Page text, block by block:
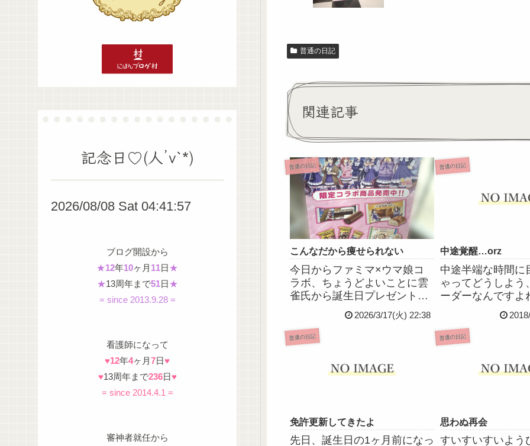
普通の日記
関連記事
普通の日記
こんなだから痩せられない
今日からファミマ×ウマ娘コ
ラボ、ちょうどよいことに雲
雀氏から誕生日プレゼントに
ファミマの500円クーポンを
もらっていたので早速使わせ
てもらったよ、雲雀氏ありが
とー！✨昨日母に食事量を減
日がこれである(◜ᴗ◝ )分か...
2026/3/17(火) 22:38
普通の日記
中途覚醒…orz
中途半端な時間に
ゃってどうしよう
ーダーなんです
最近、病棟内で
てて熱発者が何
点滴管理の人がい
かあるとしたらそ
る」方だから何事
普通の日記
免許更新してきたよ
先日、誕生日の1ヶ月前になっ
普通の日記
思わぬ再会
すいすいすいよう
記念日♡(人’v`*)
2026/08/08 Sat 04:41:58
ブログ開設から
★12年10ヶ月 11日★
★13周年まで51日★
= since 2013.9.28 =
看護師になって
♥12年4ヶ月7日♥
♥13周年まで236日♥
= since 2014.4.1 =
審神者就任から